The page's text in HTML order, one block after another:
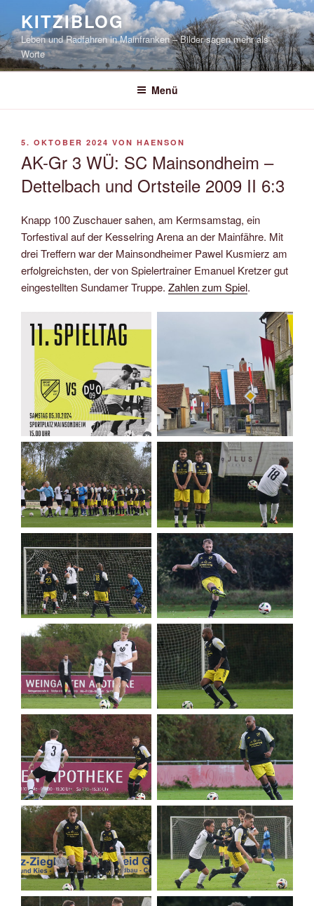
springen
KITZIBLOG
Leben und Radfahren in Mainfranken – Bilder sagen mehr als
Worte
Menü
VERÖFFENTLICHT
5. OKTOBER 2024 VON HAENSON
AK-Gr 3 WÜ: SC Mainsondheim –
Dettelbach und Ortsteile 2009 II 6:3
Knapp 100 Zuschauer sahen, am Kermsamstag, ein
Torfestival auf der Kesselring Arena an der Mainfähre. Mit
drei Treffern war der Mainsondheimer Pawel Kusmierz am
erfolgreichsten, der von Spielertrainer Emanuel Kretzer gut
eingestellten Sundamer Truppe. Zahlen zum Spiel.